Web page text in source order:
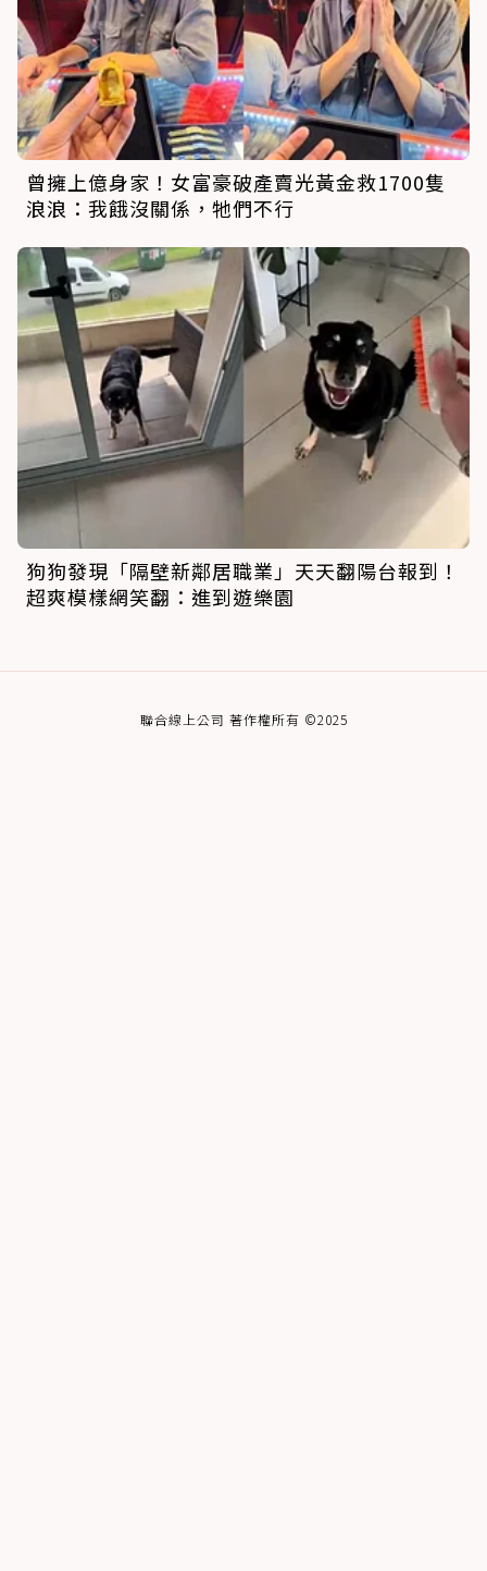
曾擁上億身家！女富豪破產賣光黃金救1700隻
浪浪：我餓沒關係，牠們不行
狗狗發現「隔壁新鄰居職業」天天翻陽台報到！
超爽模樣網笑翻：進到遊樂園
聯合線上公司 著作權所有 ©2025